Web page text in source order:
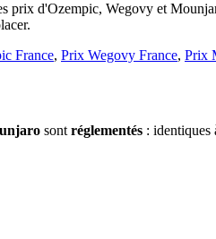
prix d'Ozempic, Wegovy et
France, Prix Wegovy France, Prix
sontréglementés : identiques